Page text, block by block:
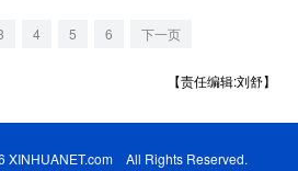
عربى
日本語 한국어
4 5 6 下一页
【责任编辑:刘舒】
XINHUANET.com All Rights Reserved.